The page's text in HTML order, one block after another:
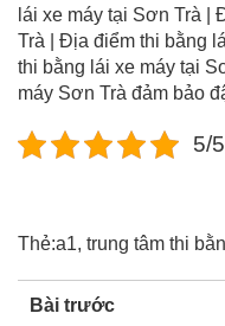
lái xe máy tại Sơn Trà |
Trà | Địa điểm thi bằng
thi bằng lái xe máy tại
máy Sơn Trà đảm bảo
5/
Thẻ:a1, trung tâm thi
Bài trước